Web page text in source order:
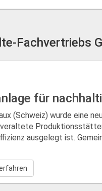
Fachvertriebs
für
(Schweiz) wurde eine
ausgelegt ist.